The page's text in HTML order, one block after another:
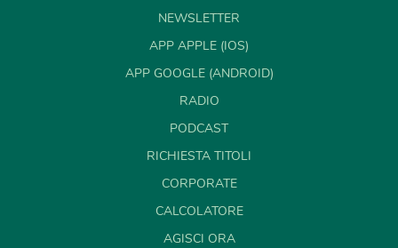
NEWSLETTER
APP APPLE (IOS)
APP GOOGLE (ANDROID)
RADIO
PODCAST
RICHIESTA TITOLI
CORPORATE
CALCOLATORE
AGISCI ORA